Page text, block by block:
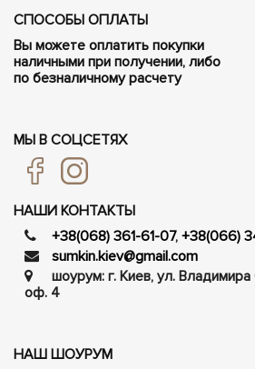
СПОСОБЫ ОПЛАТЫ
Вы можете оплатить покупки
наличными при получении, либо
по безналичному расчету
МЫ В СОЦСЕТЯХ
НАШИ КОНТАКТЫ
+38(068) 361-61-07, +38(066)
sumkin.kiev@gmail.com
шоурум: г. Киев, ул.
оф. 4
НАШ ШОУРУМ